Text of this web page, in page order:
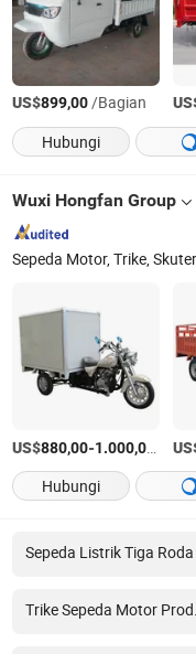
US$899,00/Bagian
Hubungi
Wuxi Hongfan Group
US$880,00-1.000,00 /
Hubungi